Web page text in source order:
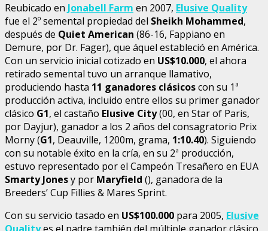
Reubicado en Jonabell Farm en 2007, Elusive Quality
fue el 2º semental propiedad del Sheikh Mohammed,
después de Quiet American (86-16, Fappiano en
Demure, por Dr. Fager), que áquel estableció en América.
Con un servicio inicial cotizado en US$10.000, el ahora
retirado semental tuvo un arranque llamativo,
produciendo hasta 11 ganadores clásicoscon su 1ª
producción activa, incluido entre ellos su primer ganador
clásico G1, el castaño Elusive City(00, en Star of Paris,
por Dayjur), ganador a los 2 años del consagratorio Prix
Morny (G1, Deauville, 1200m, grama, 1:10.40). Siguiendo
con su notable éxito en la cría, en su 2ª producción,
estuvo representado por el Campeón Tresañero en EUA
Smarty Jonesy por Maryfield (), ganadora de la
Breeders’ Cup Fillies & Mares Sprint.
Con su servicio tasado en US$100.000 para 2005, Elusive